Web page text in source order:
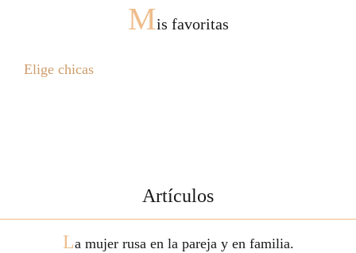
Mis favoritas
Elige chicas
Artículos
La mujer rusa en la pareja y en familia.